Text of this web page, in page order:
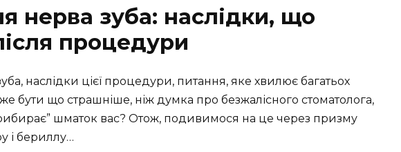
нерва зуба: наслідки, що
процедури
наслідки цієї процедури, питання, яке хвилює багатьох
бути що страшніше, ніж думка про безжалісного стоматолога,
шматок вас? Отож, подивимося на це через призму
і бериллу…